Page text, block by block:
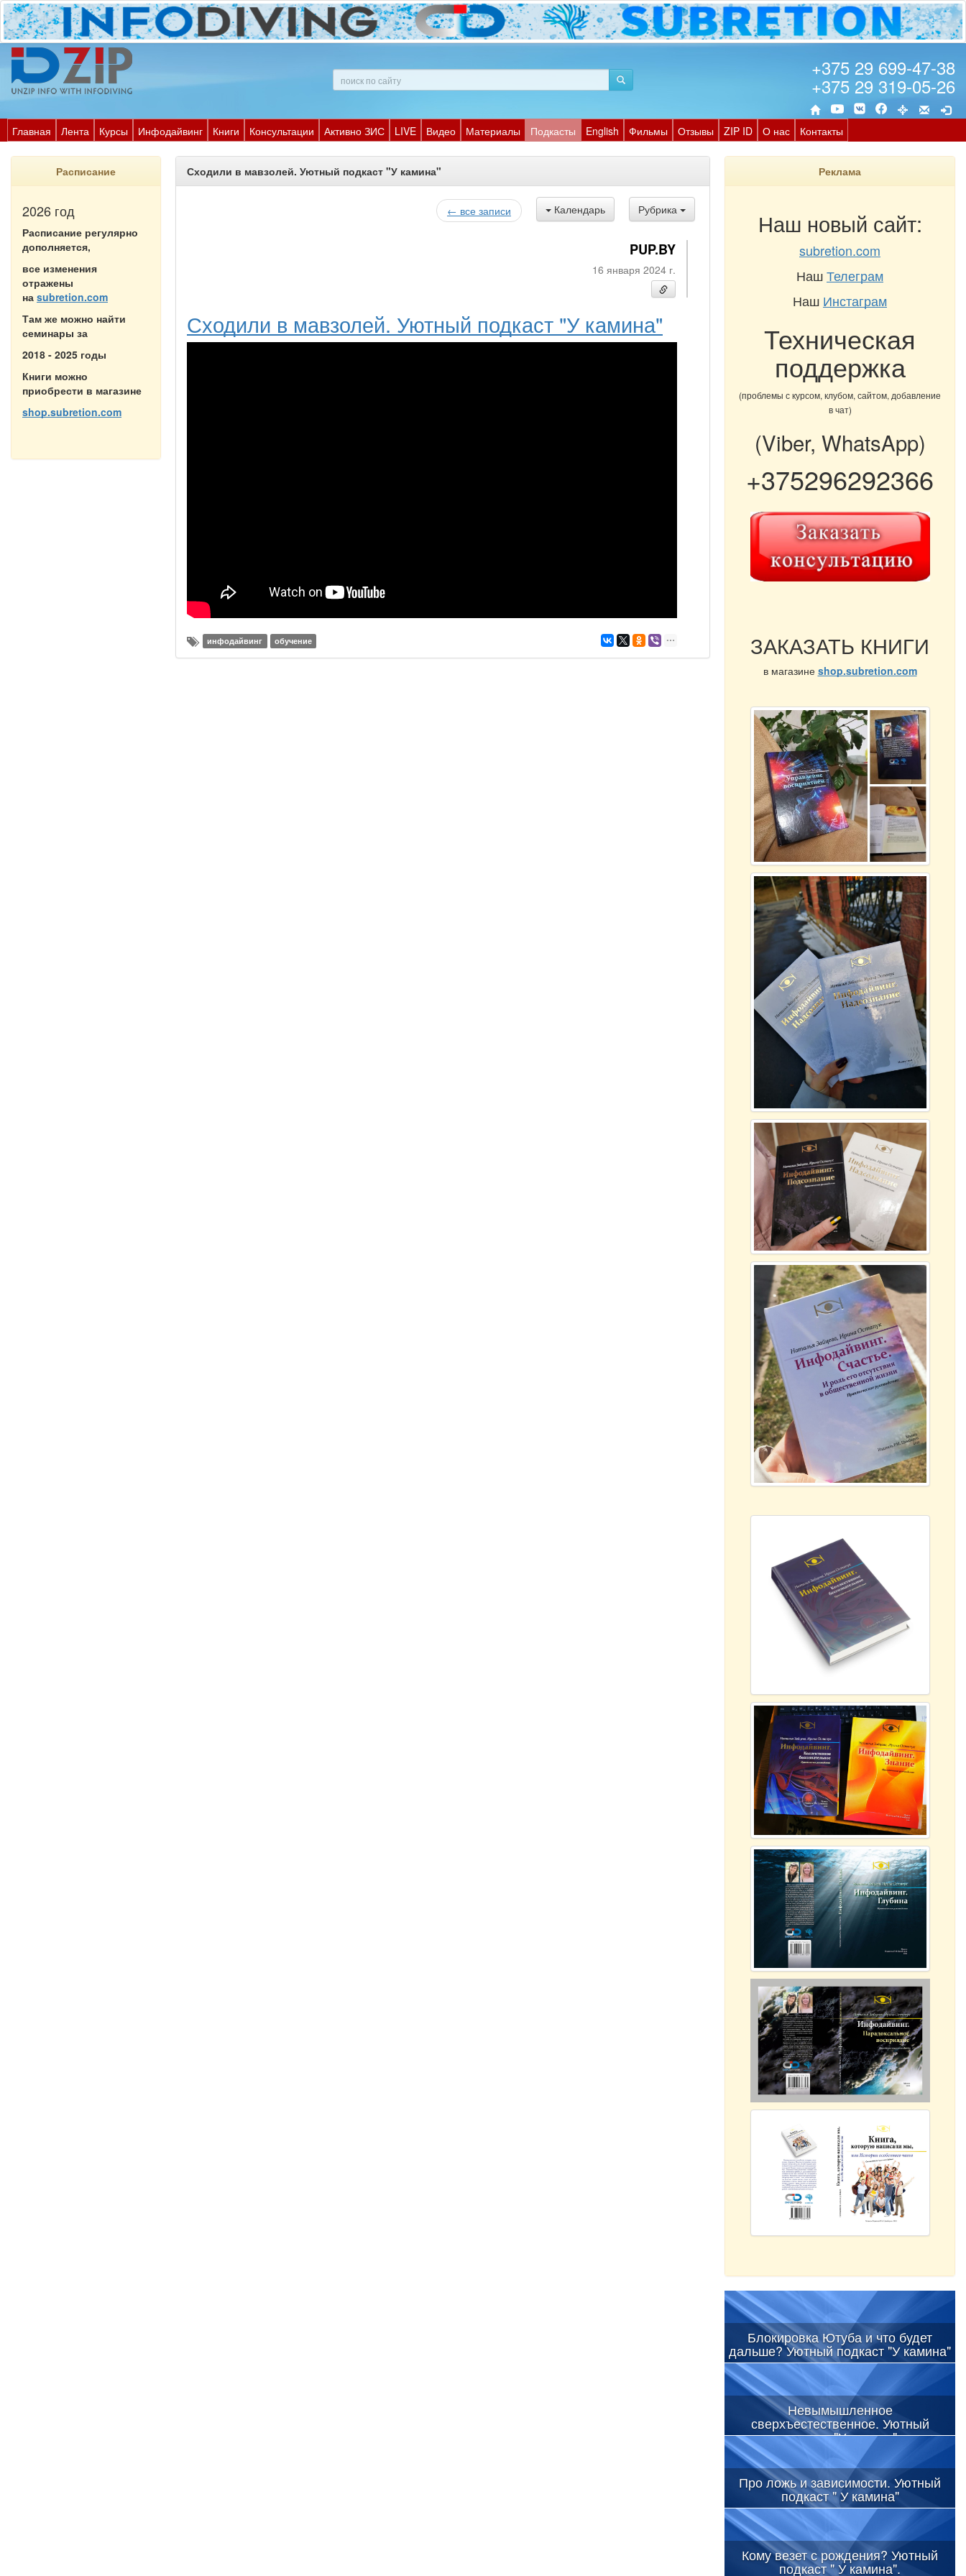
+375 29 699-47-38
+375 29 319-05-26
Главная Лента Курсы Инфодайвинг Книги Консультации Активно ЗИС LIVE Видео Материалы Подкасты English Фильмы Отзывы ZIP ID О нас Контакты
Расписание
2026 год
Расписание регулярно
дополняется,
все изменения
отражены
на subretion.com
Там же можно найти
семинары за
2018 - 2025 годы
Книги можно
приобрести в магазине
shop.subretion.com
Сходили в мавзолей. Уютный подкаст "У камина"
Рубрика
Календарь
← все записи
PUP.BY
16 января 2024 г.
Сходили в мавзолей. Уютный подкаст "У камина"
инфодайвинг обучение
Реклама
Наш новый сайт:
subretion.com
НашТелеграм
Наш Инстаграм
Техническая
поддержка
(проблемы с курсом, клубом, сайтом, добавление
в чат)
(Viber, WhatsApp)
+375296292366
ЗАКАЗАТЬ КНИГИ
в магазине shop.subretion.com
Блокировка Ютуба и что будет
дальше? Уютный подкаст "У камина"
Невымышленное
сверхъестественное. Уютный
подкаст "У камина"
Про ложь и зависимости. Уютный
подкаст " У камина"
Кому везет с рождения? Уютный
подкаст " У камина".